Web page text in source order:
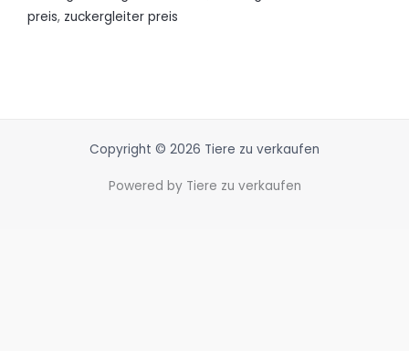
preis, zuckergleiter preis
Copyright © 2026 Tiere zu verkaufen
Powered by Tiere zu verkaufen